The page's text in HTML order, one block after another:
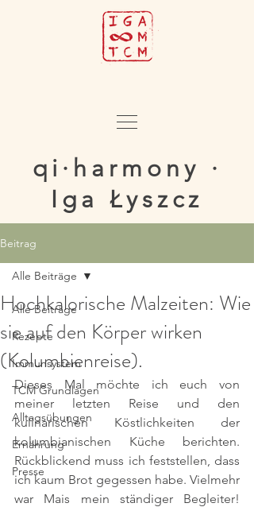
qi·harmony ·
Iga Łyszcz
Beitrag
Alle Beiträge
Rezepte
Immunsystem
TCM Grundlagen
Alltagsübungen
Ernährung
Presse
Alle Beiträge
Hochkalorische Malzeiten: Wie
sie auf den Körper wirken
(Kolumbienreise).
Dieses Mal möchte ich euch von
meiner letzten Reise und den
kulinarischen Köstlichkeiten der
kolumbianischen Küche berichten.
Rückblickend muss ich feststellen, dass
ich kaum Brot gegessen habe. Vielmehr
war Mais mein ständiger Begleiter!